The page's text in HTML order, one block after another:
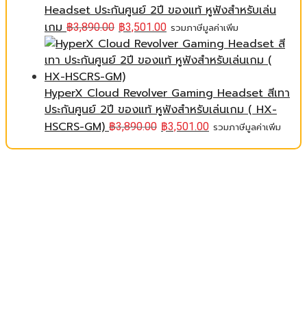
Headset ประกันศูนย์ 2ปี ของแท้ หูฟังสำหรับเล่น
เกม ฿3,890.00 ฿3,501.00 รวมภาษีมูลค่าเพิ่ม
HyperX Cloud Revolver Gaming Headset สีเทา
ประกันศูนย์ 2ปี ของแท้ หูฟังสำหรับเล่นเกม ( HX-
HSCRS-GM) ฿3,890.00 ฿3,501.00 รวมภาษีมูลค่าเพิ่ม